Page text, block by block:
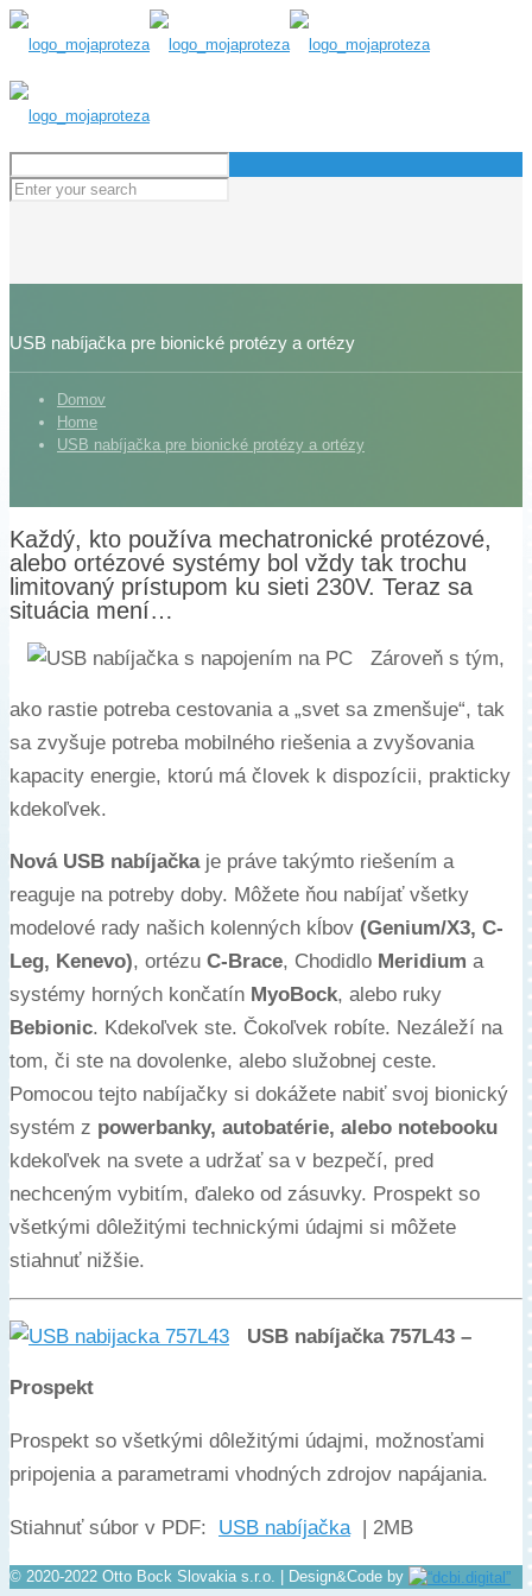
USB nabíjačka pre bionické protézy a ortézy
Domov
Home
USB nabíjačka pre bionické protézy a ortézy
Každý, kto používa mechatronické protézové,
alebo ortézové systémy bol vždy tak trochu
limitovaný prístupom ku sieti 230V. Teraz sa
situácia mení…
Zároveň s tým,
ako rastie potreba cestovania a „svet sa zmenšuje“, tak
sa zvyšuje potreba mobilného riešenia a zvyšovania
kapacity energie, ktorú má človek k dispozícii, prakticky
kdekoľvek.
Nová USB nabíjačkaje práve takýmto riešením a
reaguje na potreby doby. Môžete ňou nabíjať všetky
modelové rady našich kolenných kĺbov (Genium/X3, C-
Leg, Kenevo), ortézu C-Brace, Chodidlo Meridium a
systémy horných končatín MyoBock, alebo ruky
Bebionic. Kdekoľvek ste. Čokoľvek robíte. Nezáleží na
tom, či ste na dovolenke, alebo služobnej ceste.
Pomocou tejto nabíjačky si dokážete nabiť svoj bionický
systém z powerbanky, autobatérie, alebo notebooku
kdekoľvek na svete a udržať sa v bezpečí, pred
nechceným vybitím, ďaleko od zásuvky. Prospekt so
všetkými dôležitými technickými údajmi si môžete
stiahnuť nižšie.
USB nabíjačka 757L43 –
Prospekt
Prospekt so všetkými dôležitými údajmi, možnosťami
pripojenia a parametrami vhodných zdrojov napájania.
Stiahnuť súbor v PDF: USB nabíjačka| 2MB
© 2020-2022 Otto Bock Slovakia s.r.o. | Design&Code by